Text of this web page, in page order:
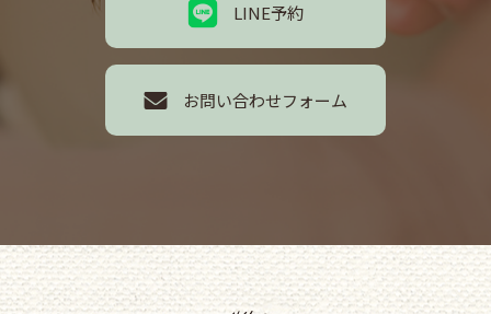
LINE予約
お問い合わせフォーム